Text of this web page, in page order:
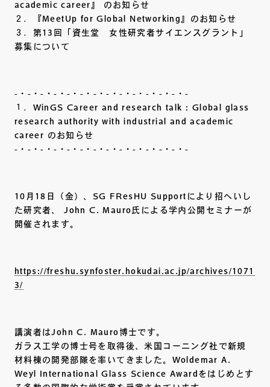
academic career』 のお知らせ
２．『MeetUp for Global Networking』のお知らせ
３．第13回「資生堂 女性研究者サイエンスグラント」
募集について
-・-・-・-・-・-・-・-・-・-・-・-・-・-
１．WinGS Career and research talk : Global glass
research authority with industrial and academic
career のお知らせ
-・-・-・-・-・-・-・-・-・-・-・-・-・-
10月18日（金）、SG FResHU Supportにより招へいし
た研究者、 John C. Mauro氏による学内公開セミナーが
開催されます。
https://freshu.synfoster.hokudai.ac.jp/archives/1071
3/
講演者はJohn C. Mauro博士です。
ガラス工学の博士号を取得後、米国コーニング社で新規
材料棟の開発部隊を率いてきました。Woldemar A.
Weyl International Glass Science Awardをはじめとす